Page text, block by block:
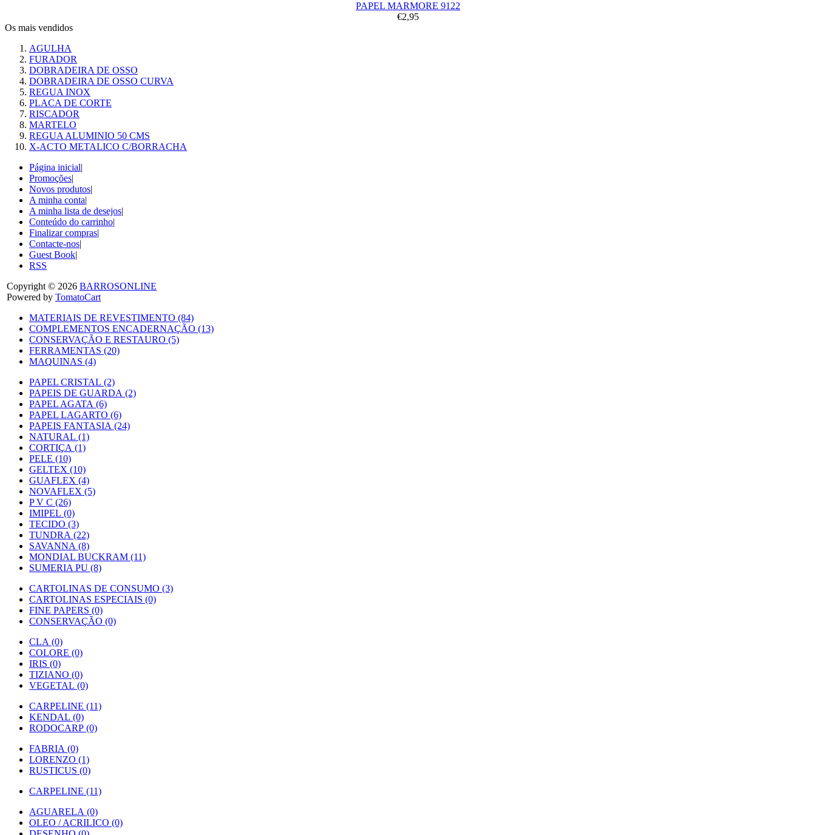
PAPEL MARMORE 9122
€2,95
Os mais vendidos
AGULHA
FURADOR
DOBRADEIRA DE OSSO
DOBRADEIRA DE OSSO CURVA
REGUA INOX
PLACA DE CORTE
RISCADOR
MARTELO
REGUA ALUMINIO 50 CMS
X-ACTO METALICO C/BORRACHA
Página inicial|
Promoções|
Novos produtos|
A minha conta|
A minha lista de desejos|
Conteúdo do carrinho|
Finalizar compras|
Contacte-nos|
Guest Book|
RSS
Copyright © 2026 BARROSONLINE
Powered by TomatoCart
MATERIAIS DE REVESTIMENTO (84)
COMPLEMENTOS ENCADERNAÇÃO (13)
CONSERVAÇÃO E RESTAURO (5)
FERRAMENTAS (20)
MAQUINAS (4)
PAPEL CRISTAL (2)
PAPEIS DE GUARDA (2)
PAPEL AGATA (6)
PAPEL LAGARTO (6)
PAPEIS FANTASIA (24)
NATURAL (1)
CORTIÇA (1)
PELE (10)
GELTEX (10)
GUAFLEX (4)
NOVAFLEX (5)
P V C (26)
IMIPEL (0)
TECIDO (3)
TUNDRA (22)
SAVANNA (8)
MONDIAL BUCKRAM (11)
SUMERIA PU (8)
CARTOLINAS DE CONSUMO (3)
CARTOLINAS ESPECIAIS (0)
FINE PAPERS (0)
CONSERVAÇÃO (0)
CLA (0)
COLORE (0)
IRIS (0)
TIZIANO (0)
VEGETAL (0)
CARPELINE (11)
KENDAL (0)
RODOCARP (0)
FABRIA (0)
LORENZO (1)
RUSTICUS (0)
CARPELINE (11)
AGUARELA (0)
OLEO / ACRILICO (0)